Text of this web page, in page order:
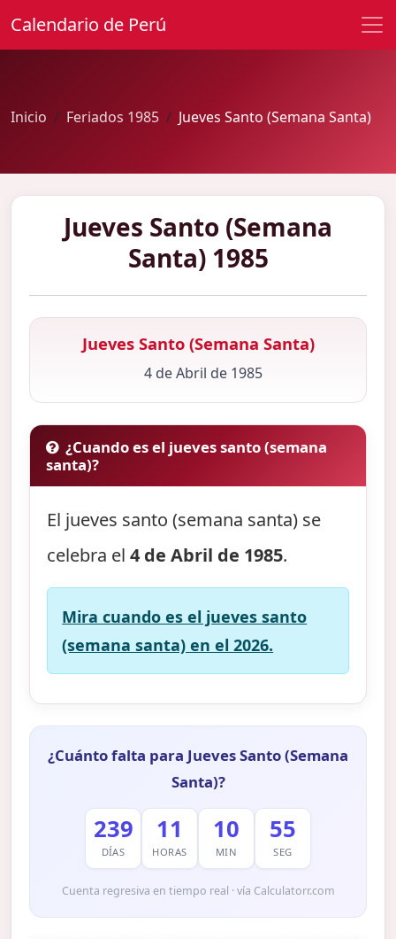
Calendario de Perú
Inicio Feriados 1985 Jueves Santo (Semana Santa)
Jueves Santo (Semana
Santa) 1985
Jueves Santo (Semana Santa)
4 de Abril de 1985
¿Cuando es el jueves santo (semana
santa)?
El jueves santo (semana santa) se
celebra el4 de Abril de 1985.
Mira cuando es el jueves santo
(semana santa) en el 2026.
¿Cuánto falta para Jueves Santo (Semana
Santa)?
239
DÍAS
11
HORAS
10
MIN
54
SEG
Cuenta regresiva en tiempo real · vía Calculatorr.com